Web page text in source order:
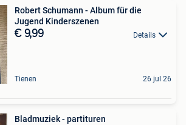
Robert Schumann - Album für die
Jugend Kinderszenen
€ 9,99 Details
Tienen 26 jul 26
Bladmuziek - partituren